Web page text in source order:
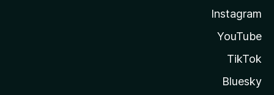
Instagram
YouTube
TikTok
Bluesky